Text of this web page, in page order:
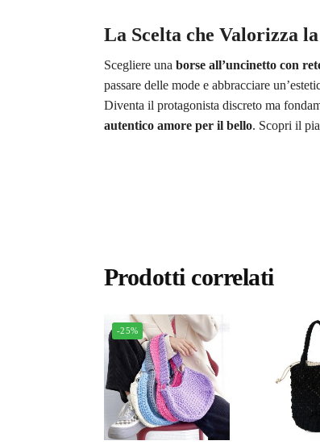
La Scelta che Valorizza
Scegliere una borse all’uncinetto con
passare delle mode e abbracciare
Diventa il protagonista discreto ma
autentico amore per il bello. Scopri il
Prodotti correlati
-25%